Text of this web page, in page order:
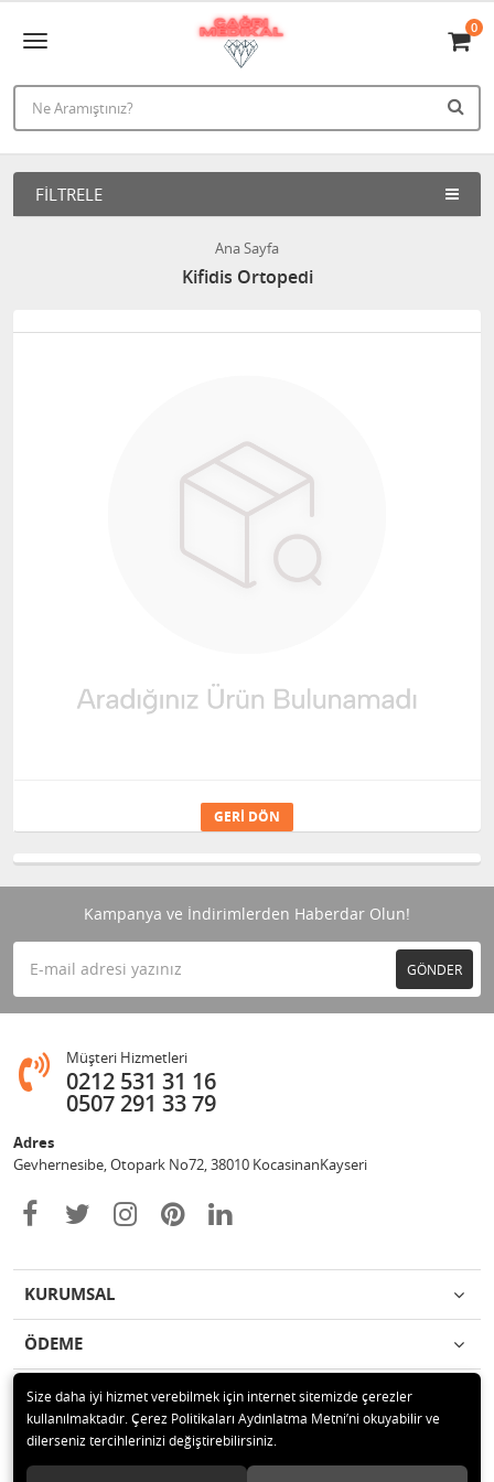
0
FILTRELE
Ana Sayfa
Kifidis Ortopedi
GERI DÖN
Kampanya ve İndirimlerden Haberdar Olun!
GÖNDER
Müşteri Hizmetleri
0212 531 31 16
0507 291 33 79
Adres
Gevhernesibe, Otopark No72, 38010 KocasinanKayseri
KURUMSAL
ÖDEME
İLETİŞİM
© 2020 Çağrı Medikal Tekerlekli Sandalye Mağazası Tüm hakları saklıdır.
Size daha iyi hizmet verebilmek için internet sitemizde çerezler
kullanılmaktadır. Çerez Politikaları Aydınlatma Metni’ni okuyabilir ve
dilerseniz tercihlerinizi değiştirebilirsiniz.